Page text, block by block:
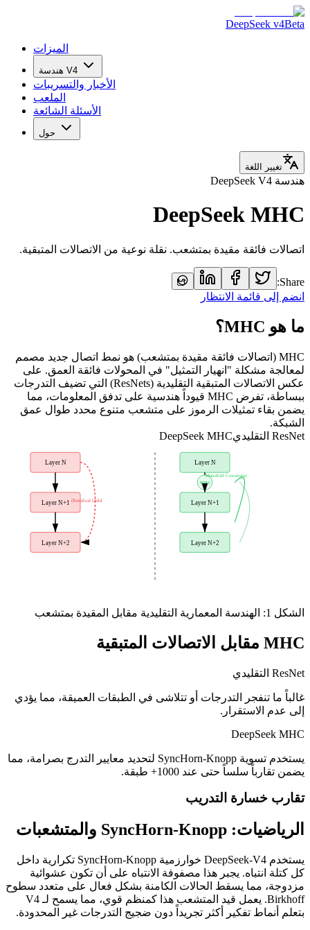
DeepSeek v4Beta
الميزات
هندسة V4
الأخبار والتسريبات
الملعب
الأسئلة الشائعة
حول
تغيير اللغة
هندسة DeepSeek V4
DeepSeek MHC
اتصالات فائقة مقيدة بمتشعب. نقلة نوعية من الاتصالات المتبقية.
Share:
انضم إلى قائمة الانتظار
ما هو MHC؟
MHC (اتصالات فائقة مقيدة بمتشعب) هو نمط اتصال جديد مصمم
لمعالجة مشكلة "انهيار التمثيل" في المحولات فائقة العمق. على
عكس الاتصالات المتبقية التقليدية (ResNets) التي تضيف التدرجات
ببساطة، تفرض MHC قيوداً هندسية على تدفق المعلومات، مما
يضمن بقاء تمثيلات الرموز على متشعب متنوع محدد طوال عمق
الشبكة.
ResNet التقليدي
DeepSeek MHC
Layer N
Layer N+1
Layer N+2
Residual (Add)
Layer N
MHC
Layer N+1
Manifold Constraint
Layer N+2
الشكل 1: الهندسة المعمارية التقليدية مقابل المقيدة بمتشعب
MHC مقابل الاتصالات المتبقية
ResNet التقليدي
غالباً ما تنفجر التدرجات أو تتلاشى في الطبقات العميقة، مما يؤدي
إلى عدم الاستقرار.
DeepSeek MHC
يستخدم تسوية SyncHorn-Knopp لتحديد معايير التدرج بصرامة، مما
يضمن تقارباً سلساً حتى عند 1000+ طبقة.
تقارب خسارة التدريب
الرياضيات: SyncHorn-Knopp والمتشعبات
يستخدم DeepSeek-V4 خوارزمية SyncHorn-Knopp تكرارية داخل
كل كتلة انتباه. يجبر هذا مصفوفة الانتباه على أن تكون عشوائية
مزدوجة، مما يسقط الحالات الكامنة بشكل فعال على متعدد سطوح
Birkhoff. يعمل قيد المتشعب هذا كمنظم قوي، مما يسمح لـ V4
بتعلم أنماط تفكير أكثر تجريداً دون ضجيج التدرجات غير المحدودة.